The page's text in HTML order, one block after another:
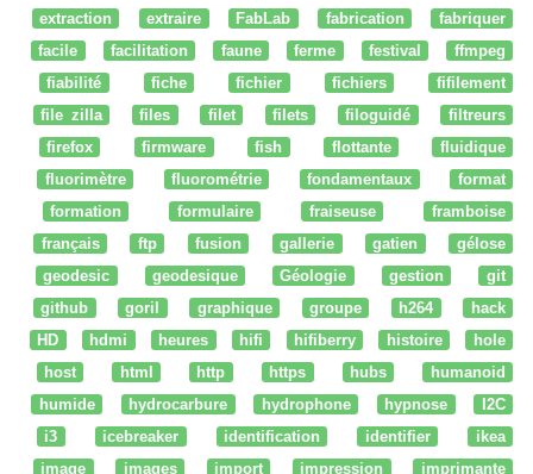
extraction
extraire FabLab fabrication
fabriquer
facile
facilitation faune ferme festival
ffmpeg
fiabilité
fiche fichier fichiers
fifilement
file zilla
files filet filets filoguidé
filtreurs
firefox
firmware fish flottante
fluidique
fluorimètre
fluorométrie fondamentaux
format
formation
formulaire fraiseuse
framboise
français
ftp fusion gallerie gatien
gélose
geodesic
geodesique Géologie gestion
git
github
goril graphique groupe h264
hack
HD
hdmi heures hifi hifiberry histoire
hole
host
html http https hubs
humanoid
humide
hydrocarbure hydrophone hypnose
I2C
i3
icebreaker identification identifier
ikea
image
images import impression imprimante